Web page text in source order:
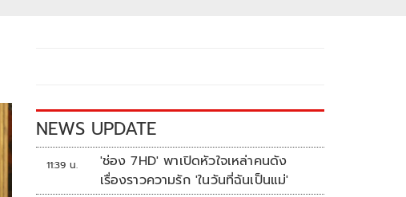
NEWS UPDATE
11:39 น.
'ช่อง 7HD' พาเปิดหัวใจเหล่าคนดัง
เรื่องราวความรัก 'ในวันที่ฉันเป็นแม่'